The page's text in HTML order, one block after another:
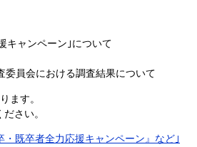
キャンペーン｣について
委員会における調査結果について
ます。
さい。
・既卒者全力応援キャンペーン』など｣